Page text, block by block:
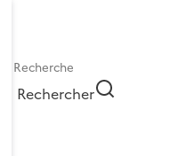
Rechercher